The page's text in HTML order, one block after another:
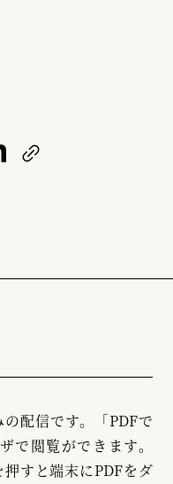
配信です。「PDFで
で閲覧ができます。
押すと端末にPDFをダ